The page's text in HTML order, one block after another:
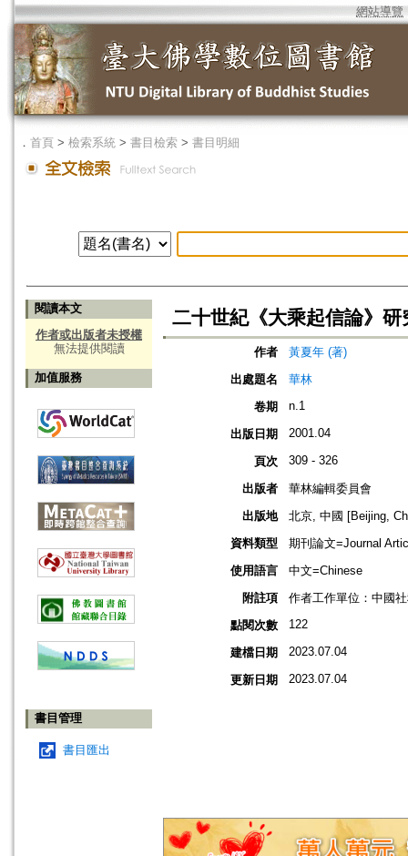
網站導覽
． 首頁 > 檢索系統 > 書目檢索 > 書目明細
閱讀本文
作者或出版者未授權
無法提供閱讀
加值服務
書目管理
書目匯出
二十世紀《大乘起信論》研
作者
黃夏年 (著)
出處題名
華林
卷期
n.1
出版日期 2001.04
頁次 309 - 326
出版者
華林編輯委員會
出版地
北京, 中國 [Beijing,
資料類型
期刊論文=Journal
使用語言
中文=Chinese
附註項
作者工作單位：中國
點閱次數
122
建檔日期 2023.07.04
更新日期 2023.07.04